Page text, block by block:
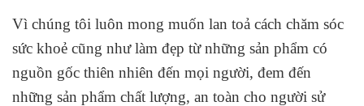
Vì chúng tôi luôn mong muốn lan toả cách chăm sóc
sức khoẻ cũng như làm đẹp từ những sản phẩm có
nguồn gốc thiên nhiên đến mọi người, đem đến
những sản phẩm chất lượng, an toàn cho người sử